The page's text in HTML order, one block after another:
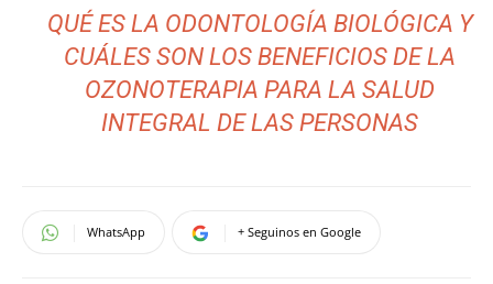
QUÉ ES LA ODONTOLOGÍA BIOLÓGICA Y
CUÁLES SON LOS BENEFICIOS DE LA
OZONOTERAPIA PARA LA SALUD
INTEGRAL DE LAS PERSONAS
WhatsApp + Seguinos en Google